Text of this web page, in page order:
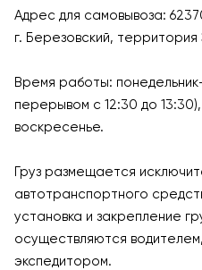
Адрес для самовывоза:
г. Березовский,
Время работы:
перерывом с 12:30 до
воскресенье.
Груз размещается
автотранспортного
установка и закрепление
осуществляются
экспедитором.